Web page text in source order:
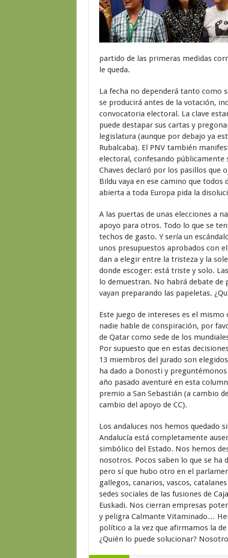
partido de las primeras medidas
le queda.
La fecha no dependerá tanto como
se producirá antes de la votación,
convocatoria electoral. La clave
puede destapar sus cartas y
legislatura (aunque por debajo ya
Rubalcaba). El PNV también
electoral, confesando públicamente
Chaves declaró por los pasillos que
Bildu vaya en ese camino que todos
abierta a toda Europa pida la
A las puertas de unas elecciones a
apoyo para otros. Todo lo que se
techos de gasto. Y sería un
unos presupuestos aprobados con
dan a elegir entre la tristeza y la
donde escoger: está triste y solo.
lo demuestran. No habrá debate de
vayan preparando las papeletas.
Este juego de intereses es el
nadie hable de conspiración, por
de Qatar como sede de los
Por supuesto que en estas
13 miembros del jurado son
ha dado a Donosti y
año pasado aventuré en esta
premio a San Sebastián (a cambio
cambio del apoyo de CC).
Los andaluces nos hemos quedado
Andalucía está completamente
simbólico del Estado. Nos hemos
nosotros. Pocos saben lo que se ha
pero sí que hubo otro en el
gallegos, canarios, vascos,
sedes sociales de las fusiones de
Euskadi. Nos cierran empresas
y peligra Calmante Vitaminado…
político a la vez que afirmamos la
¿Quién lo puede solucionar?